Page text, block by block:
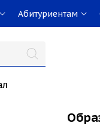
Абитуриентам